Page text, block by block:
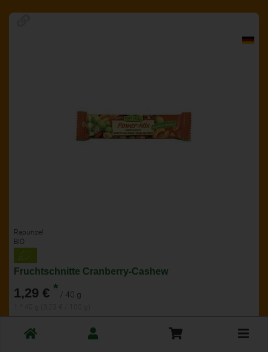
Rapunzel
BIO
Fruchtschnitte Cranberry-Cashew
1,29 € * / 40 g
Toggle